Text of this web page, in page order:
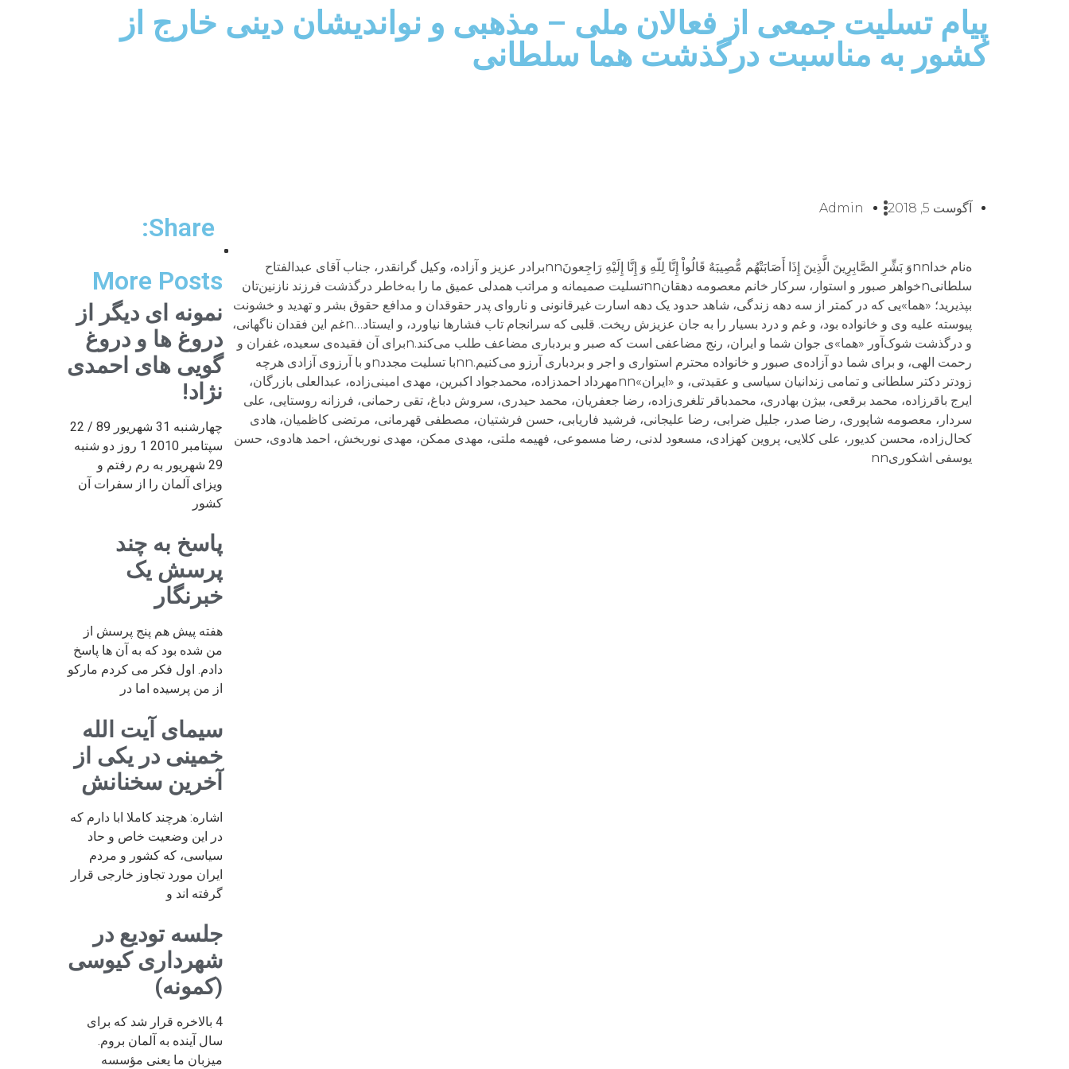
پیام تسلیت جمعی از فعالان ملی – مذهبی و نواندیشان دینی خارج از
کشور به مناسبت درگذشت هما سلطانی
آگوست 5, 2018 Admin
ه‌نام خداnnوَ بَشِّرِ الصَّابِرِینَ الَّذِینَ إِذَا أَصَابَتْهُم مُّصِیبَهٌ قَالُواْ إِنَّا لِلّهِ وَ إِنَّا إِلَیْهِ رَاجِعونَnnبرادر عزیز و آزاده، وکیل گرانقدر، جناب آقای عبدالفتاح
سلطانیnخواهر صبور و استوار، سرکار خانم معصومه دهقانnnتسلیت صمیمانه و مراتب همدلی عمیق ما را به‌‌خاطر درگذشت فرزند نازنین‌تان
بپذیرید؛ «هما»یی که در کمتر از سه دهه زندگی، شاهد حدود یک دهه اسارت غیرقانونی و ناروای پدر حقوقدان و مدافع حقوق بشر و تهدید و خشونت
پیوسته‌ علیه وی و خانواده بود، و غم و درد بسیار را به جان عزیزش ریخت. قلبی که سرانجام تاب فشارها نیاورد، و ایستاد…nغم این فقدان ناگهانی،
و درگذشت شوک‌آور «هما»ی جوان شما و ایران، رنج مضاعفی است که صبر و بردباری مضاعف طلب می‌کند.nبرای آن فقیده‌ی سعیده، غفران و
رحمت الهی، و برای شما دو آزاده‌ی صبور و خانواده محترم استواری و اجر و بردباری آرزو می‌کنیم.nnبا تسلیت مجددnو با آرزوی آزادی هرچه
زودتر دکتر سلطانی و تمامی زندانیان سیاسی و عقیدتی، و «ایران»nnمهرداد احمدزاده، محمدجواد اکبرین، مهدی امینی‌زاده، عبدالعلی بازرگان،
ایرج باقرزاده، محمد برقعی، بیژن بهادری، محمدباقر تلغری‌زاده، رضا جعفریان، محمد حیدری، سروش دباغ، تقی رحمانی، فرزانه روستایی، علی
سردار، معصومه شاپوری، رضا صدر، جلیل ضرابی، رضا علیجانی، فرشید فاریابی، حسن فرشتیان، مصطفی قهرمانی، مرتضی کاظمیان، هادی
کحال‌زاده، محسن کدیور، علی کلایی، پروین کهزادی، مسعود لدنی، رضا مسموعی، فهیمه ملتی، مهدی ممکن، مهدی نوربخش، احمد هادوی، حسن
یوسفی اشکوریnn
Share:
More Posts
نمونه ای دیگر از
دروغ ها و دروغ
گویی های احمدی
نژاد!
چهارشنبه 31 شهریور 89 / 22
سپتامبر 2010 1 روز دو شنبه
29 شهریور به رم رفتم و
ویزای آلمان را از سفرات آن
کشور
پاسخ به چند
پرسش یک
خبرنگار
هفته پیش هم پنج پرسش از
من شده بود که به آن ها پاسخ
دادم. اول فکر می کردم مارکو
از من پرسیده اما در
سیمای آیت الله
خمینی در یکی از
آخرین سخنانش
اشاره: هرچند کاملا ابا دارم که
در این وضعیت خاص و حاد
سیاسی، که کشور و مردم
ایران مورد تجاوز خارجی قرار
گرفته اند و
جلسه تودیع در
شهرداری کیوسی
(کمونه)
4 بالاخره قرار شد که برای
سال آینده به آلمان بروم.
میزبان ما یعنی مؤسسه